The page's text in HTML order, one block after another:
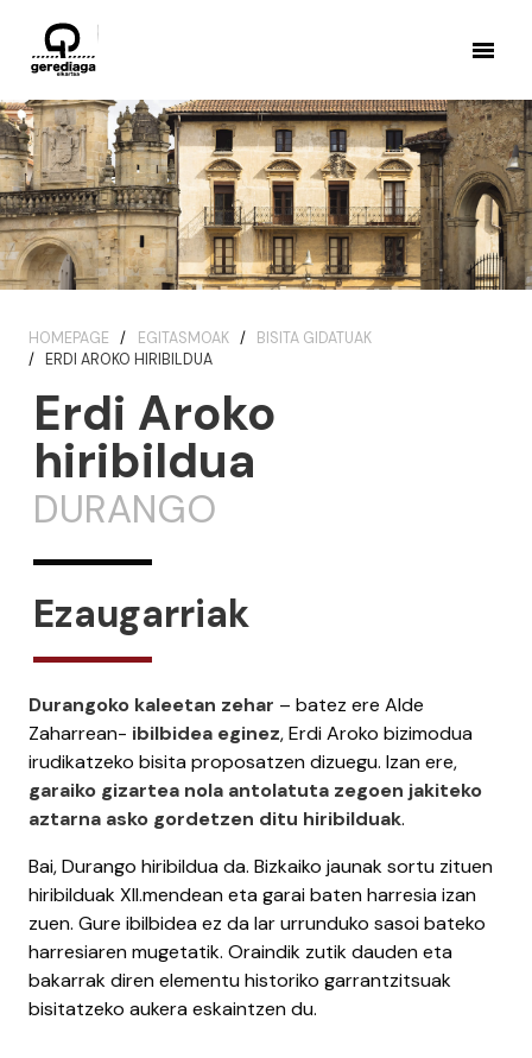
HOMEPAGE EGITASMOAK
BISITA GIDATUAK
ERDI AROKO HIRIBILDUA
Erdi Aroko
hiribildua
DURANGO
Ezaugarriak
Durangoko kaleetan zehar – batez ere Alde
Zaharrean- ibilbidea eginez, Erdi Aroko bizimodua
irudikatzeko bisita proposatzen dizuegu. Izan ere,
garaiko gizartea nola antolatuta zegoen jakiteko
aztarna asko gordetzen ditu hiribilduak.
Bai, Durango hiribildua da. Bizkaiko jaunak sortu zituen
hiribilduak XII.mendean eta garai baten harresia izan
zuen. Gure ibilbidea ez da lar urrunduko sasoi bateko
harresiaren mugetatik. Oraindik zutik dauden eta
bakarrak diren elementu historiko garrantzitsuak
bisitatzeko aukera eskaintzen du.